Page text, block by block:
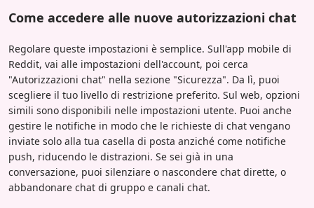
Come accedere alle nuove autorizzazioni chat
Regolare queste impostazioni è semplice. Sull'app mobile di
Reddit, vai alle impostazioni dell'account, poi cerca
"Autorizzazioni chat" nella sezione "Sicurezza". Da lì, puoi
scegliere il tuo livello di restrizione preferito. Sul web, opzioni
simili sono disponibili nelle impostazioni utente. Puoi anche
gestire le notifiche in modo che le richieste di chat vengano
inviate solo alla tua casella di posta anziché come notifiche
push, riducendo le distrazioni. Se sei già in una
conversazione, puoi silenziare o nascondere chat dirette, o
abbandonare chat di gruppo e canali chat.